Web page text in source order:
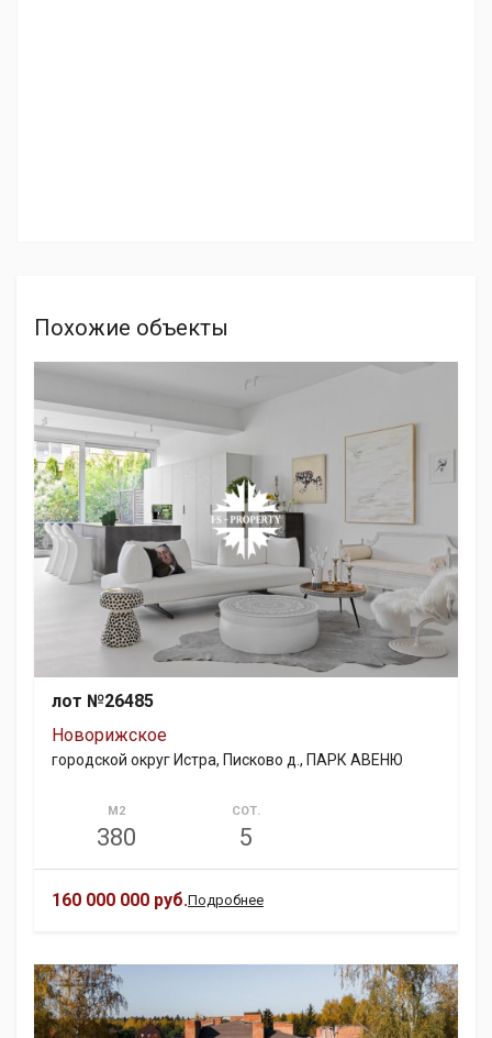
Похожие объекты
лот №26485
Новорижское
городской округ Истра, Писково д., ПАРК АВЕНЮ
М2
380
СОТ.
5
160 000 000 руб.Подробнее